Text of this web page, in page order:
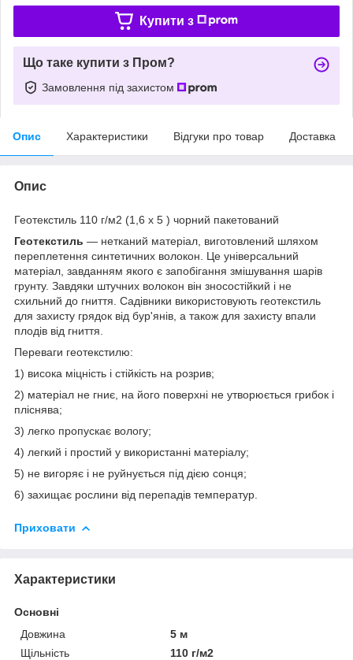
Купити з
Що таке купити з Пром?
Замовлення під захистом
Опис Характеристики Відгуки про товар Доставка
Опис
Геотекстиль 110 г/м2 (1,6 х 5 ) чорний пакетований
Геотекстиль — нетканий матеріал, виготовлений шляхом
переплетення синтетичних волокон. Це універсальний
матеріал, завданням якого є запобігання змішування шарів
грунту. Завдяки штучних волокон він зносостійкий і не
схильний до гниття. Садівники використовують геотекстиль
для захисту грядок від бур'янів, а також для захисту впали
плодів від гниття.
Переваги геотекстилю:
1) висока міцність і стійкість на розрив;
2) матеріал не гниє, на його поверхні не утворюється грибок і
пліснява;
3) легко пропускає вологу;
4) легкий і простий у використанні матеріалу;
5) не вигоряє і не руйнується під дією сонця;
6) захищає рослини від перепадів температур.
Приховати
Характеристики
Основні
Довжина
5 м
Щільність
110 г/м2